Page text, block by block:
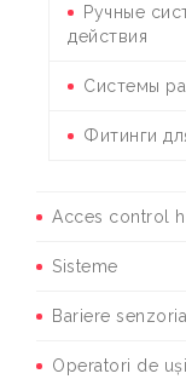
Ручные
действия
Системы
Фитинги
Acces control
Sisteme
Bariere
Operatori de uși